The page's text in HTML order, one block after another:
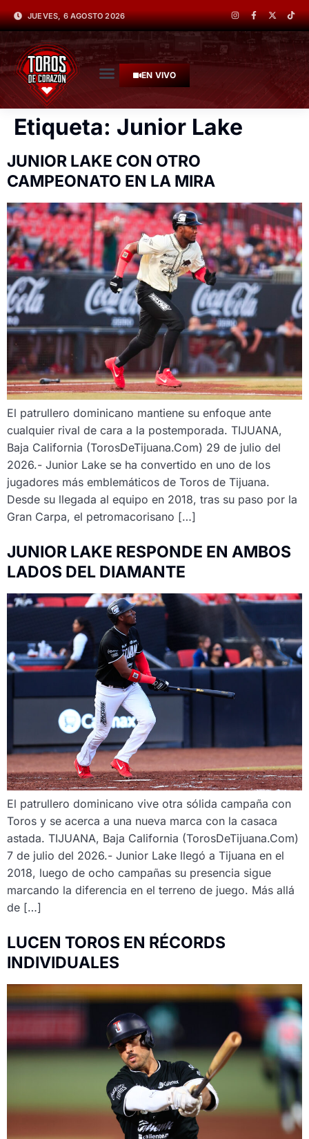
JUEVES, 6 AGOSTO 2026
EN VIVO
Etiqueta: Junior Lake
JUNIOR LAKE CON OTRO
CAMPEONATO EN LA MIRA
El patrullero dominicano mantiene su enfoque ante
cualquier rival de cara a la postemporada. TIJUANA,
Baja California (TorosDeTijuana.Com) 29 de julio del
2026.- Junior Lake se ha convertido en uno de los
jugadores más emblemáticos de Toros de Tijuana.
Desde su llegada al equipo en 2018, tras su paso por la
Gran Carpa, el petromacorisano […]
JUNIOR LAKE RESPONDE EN AMBOS
LADOS DEL DIAMANTE
El patrullero dominicano vive otra sólida campaña con
Toros y se acerca a una nueva marca con la casaca
astada. TIJUANA, Baja California (TorosDeTijuana.Com)
7 de julio del 2026.- Junior Lake llegó a Tijuana en el
2018, luego de ocho campañas su presencia sigue
marcando la diferencia en el terreno de juego. Más allá
de […]
LUCEN TOROS EN RÉCORDS
INDIVIDUALES